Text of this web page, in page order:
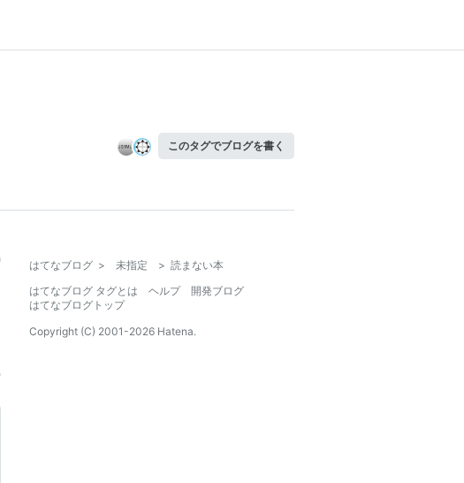
このタグでブログを書く
はてなブログ > 未指定 > 読まない本
はてなブログ タグとは
ヘルプ
開発ブログ
はてなブログトップ
Copyright (C) 2001-2026 Hatena.